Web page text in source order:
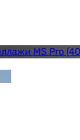
MS Pro